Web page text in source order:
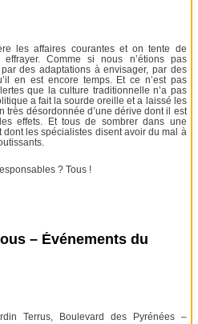
les affaires courantes et on tente de
Comme si nous n’étions pas
des adaptations à envisager, par des
en est encore temps. Et ce n’est pas
que la culture traditionnelle n’a pas
a fait la sourde oreille et a laissé les
très désordonnée d’une dérive dont il est
effets. Et tous de sombrer dans une
les spécialistes disent avoir du mal à
? Tous !
– Événements du
Terrus, Boulevard des Pyrénées –